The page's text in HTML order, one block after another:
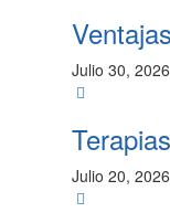
Julio 30, 2026
Julio 20, 2026